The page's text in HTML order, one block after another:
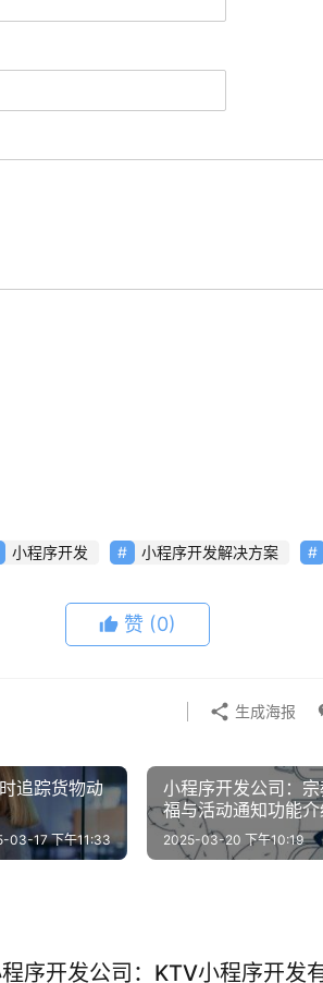
小程序开发 小程序开发解决方案
赞 (0)
生成海报
追踪货物动
03-17 下午11:33
小程序开发公司：
福与活动通知功能
2025-03-20 下午10:19
序开发公司：KTV小程序开发